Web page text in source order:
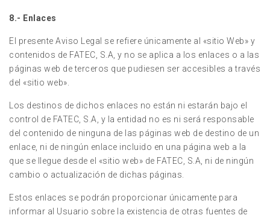
8.- Enlaces
El presente Aviso Legal se refiere únicamente al «sitio Web» y
contenidos de FATEC, S.A, y no se aplica a los enlaces o a las
páginas web de terceros que pudiesen ser accesibles a través
del «sitio web».
Los destinos de dichos enlaces no están ni estarán bajo el
control de FATEC, S.A, y la entidad no es ni será responsable
del contenido de ninguna de las páginas web de destino de un
enlace, ni de ningún enlace incluido en una página web a la
que se llegue desde el «sitio web» de FATEC, S.A, ni de ningún
cambio o actualización de dichas páginas.
Estos enlaces se podrán proporcionar únicamente para
informar al Usuario sobre la existencia de otras fuentes de